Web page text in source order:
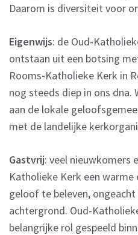
Daarom is diversiteit voor
Eigenwijs: de Oud-
ontstaan uit een botsing
Rooms-Katholieke Kerk in
nog steeds diep in ons dna.
aan de lokale
met de landelijke
Gastvrij: veel nieuwkomers
Katholieke Kerk een
geloof te beleven,
achtergrond. Oud-
belangrijke rol gespeeld